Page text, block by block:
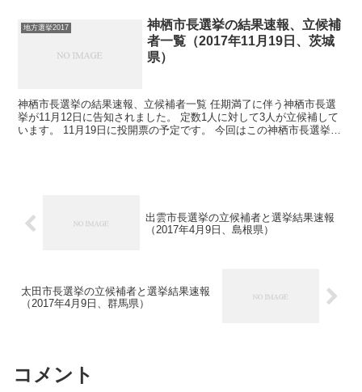
地方選挙2017
神栖市長選挙の結果速報、立候補
者一覧（2017年11月19日、茨城
県）
神栖市長選挙の結果速報、立候補者一覧 任期満了に伴う神栖市長選
挙が11月12日に告知されました。 定数1人に対して3人が立候補して
います。 11月19日に投開票の予定です。 今回はこの神栖市長選挙の
出雲市長選挙の立候補者と選挙結果速報
（2017年4月9日、島根県）
太田市長選挙の立候補者と選挙結果速報
（2017年4月9日、群馬県）
コメント